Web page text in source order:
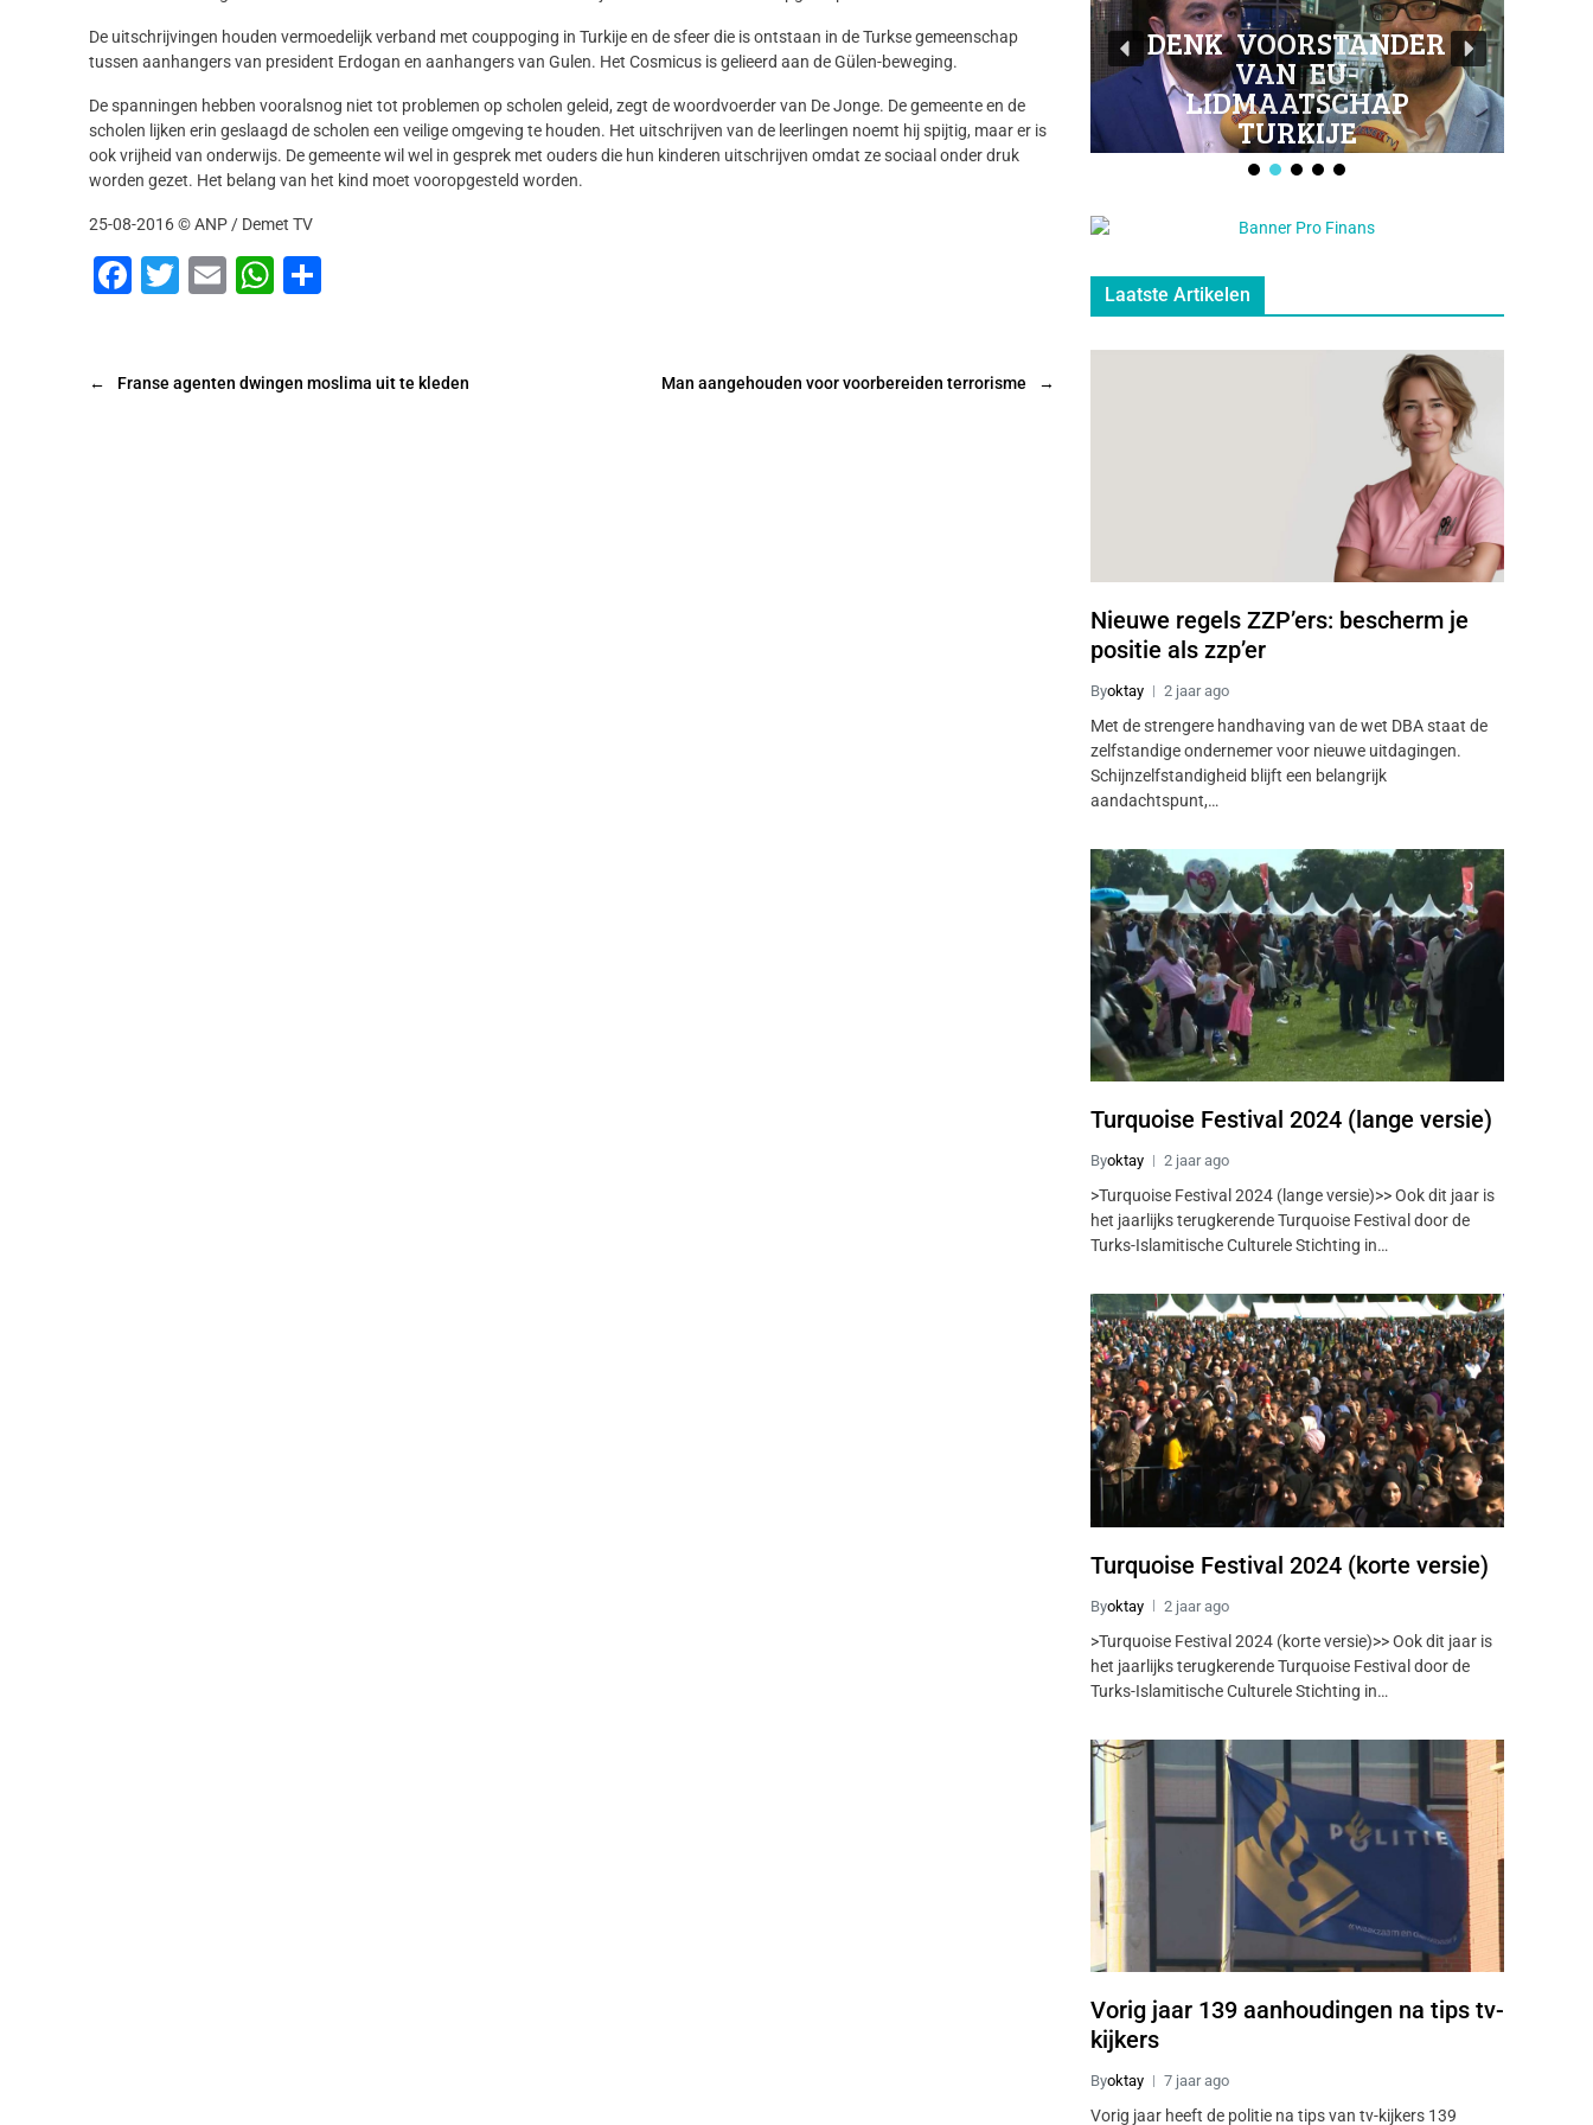
De uitschrijvingen houden vermoedelijk verband met couppoging in Turkije en de sfeer die is ontstaan in de Turkse gemeenschap
tussen aanhangers van president Erdogan en aanhangers van Gulen. Het Cosmicus is gelieerd aan de Gülen-beweging.
De spanningen hebben vooralsnog niet tot problemen op scholen geleid, zegt de woordvoerder van De Jonge. De gemeente en de
scholen lijken erin geslaagd de scholen een veilige omgeving te houden. Het uitschrijven van de leerlingen noemt hij spijtig, maar er is
ook vrijheid van onderwijs. De gemeente wil wel in gesprek met ouders die hun kinderen uitschrijven omdat ze sociaal onder druk
worden gezet. Het belang van het kind moet vooropgesteld worden.
25-08-2016 © ANP / Demet TV
F
e
T
er
E
l
W
s
n
← Franse agenten dwingen moslima uit te kleden →
Man aangehouden voor voorbereiden terrorisme
o
k
e
DENK VOORSTANDER
VAN EU-
LIDMAATSCHAP
TURKIJE
Laatste Artikelen
Nieuwe regels ZZP’ers: bescherm je
positie als zzp’er
Byoktay 2 jaar ago
Met de strengere handhaving van de wet DBA staat de
zelfstandige ondernemer voor nieuwe uitdagingen.
Schijnzelfstandigheid blijft een belangrijk
aandachtspunt,…
Turquoise Festival 2024 (lange versie)
Byoktay 2 jaar ago
>Turquoise Festival 2024 (lange versie)>> Ook dit jaar is
het jaarlijks terugkerende Turquoise Festival door de
Turks-Islamitische Culturele Stichting in…
Turquoise Festival 2024 (korte versie)
Byoktay 2 jaar ago
>Turquoise Festival 2024 (korte versie)>> Ook dit jaar is
het jaarlijks terugkerende Turquoise Festival door de
Turks-Islamitische Culturele Stichting in…
Vorig jaar 139 aanhoudingen na tips tv-
kijkers
Byoktay 7 jaar ago
Vorig jaar heeft de politie na tips van tv-kijkers 139